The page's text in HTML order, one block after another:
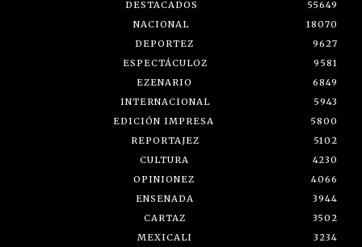
DESTACADOS
55649
NACIONAL
18070
DEPORTEZ
9627
ESPECTÁCULOZ
9581
EZENARIO
6849
INTERNACIONAL
5943
EDICIÓN IMPRESA
5800
REPORTAJEZ
5102
CULTURA
4230
OPINIONEZ
4066
ENSENADA
3944
CARTAZ
3502
MEXICALI
3234